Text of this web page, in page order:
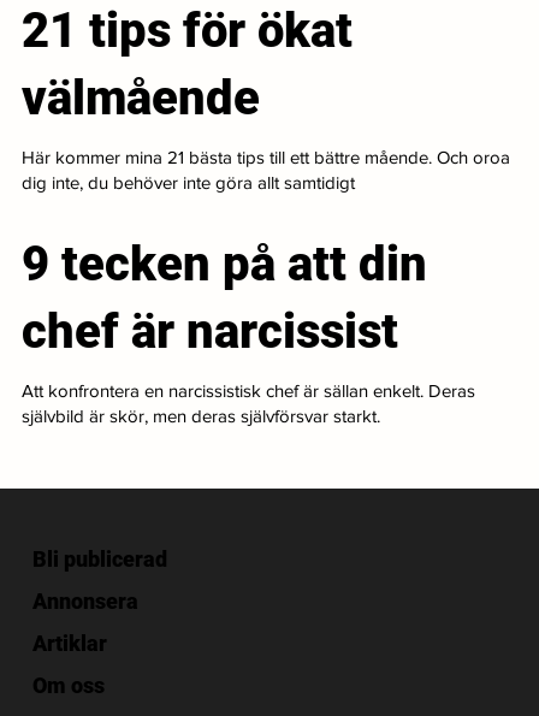
21 tips för ökat
välmående
Här kommer mina 21 bästa tips till ett bättre mående. Och oroa
dig inte, du behöver inte göra allt samtidigt
9 tecken på att din
chef är narcissist
Att konfrontera en narcissistisk chef är sällan enkelt. Deras
självbild är skör, men deras självförsvar starkt.
Bli publicerad
Annonsera
Artiklar
Om oss